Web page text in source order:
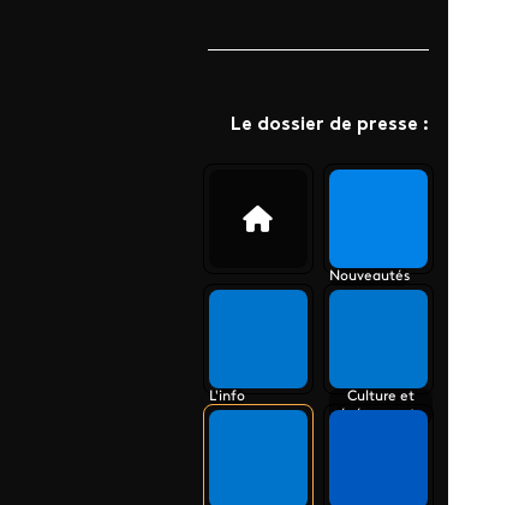
Le dossier de presse :
Nouveautés
L'info
Culture et
événements